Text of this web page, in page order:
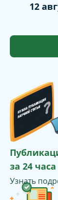
12
за 24 часа
Узнать